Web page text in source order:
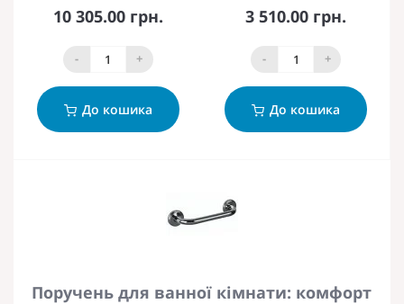
10 305.00 грн.
- +
До кошика
3 510.00 грн.
- +
До кошика
Поручень для ванної кімнати: комфорт